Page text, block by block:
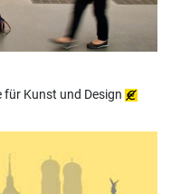
Kunst und Design